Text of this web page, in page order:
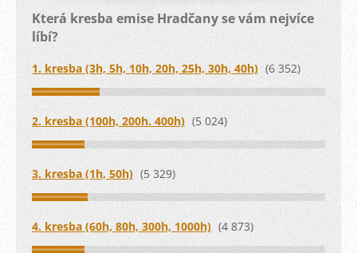
Která kresba emise Hradčany se vám nejvíce
líbí?
1. kresba (3h, 5h, 10h, 20h, 25h, 30h, 40h) (6 352)
2. kresba (100h, 200h. 400h) (5 024)
3. kresba (1h, 50h) (5 329)
4. kresba (60h, 80h, 300h, 1000h) (4 873)